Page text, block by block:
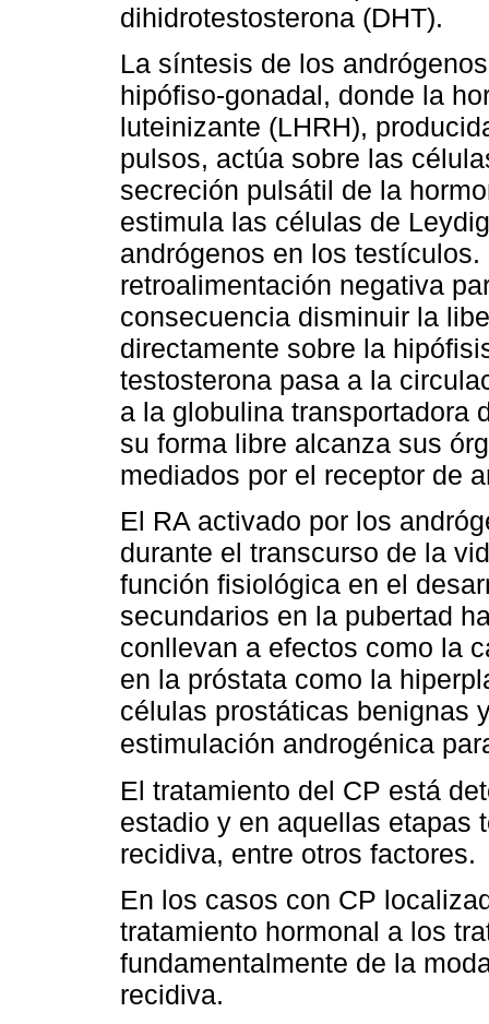
dihidrotestosterona (DHT).
La síntesis de los
hipófiso-gonadal, donde la
luteinizante (LHRH),
pulsos, actúa sobre las
secreción pulsátil de la
estimula las células de
andrógenos en los
retroalimentación negativa
consecuencia disminuir la
directamente sobre la
testosterona pasa a la
a la globulina transportadora
su forma libre alcanza sus
mediados por el receptor de
El RA activado por los
durante el transcurso de la
función fisiológica en el
secundarios en la pubertad
conllevan a efectos como la
en la próstata como la
células prostáticas benignas
estimulación androgénica
El tratamiento del CP está
estadio y en aquellas etapas
recidiva, entre otros factores.
En los casos con CP
tratamiento hormonal a los
fundamentalmente de la
recidiva.